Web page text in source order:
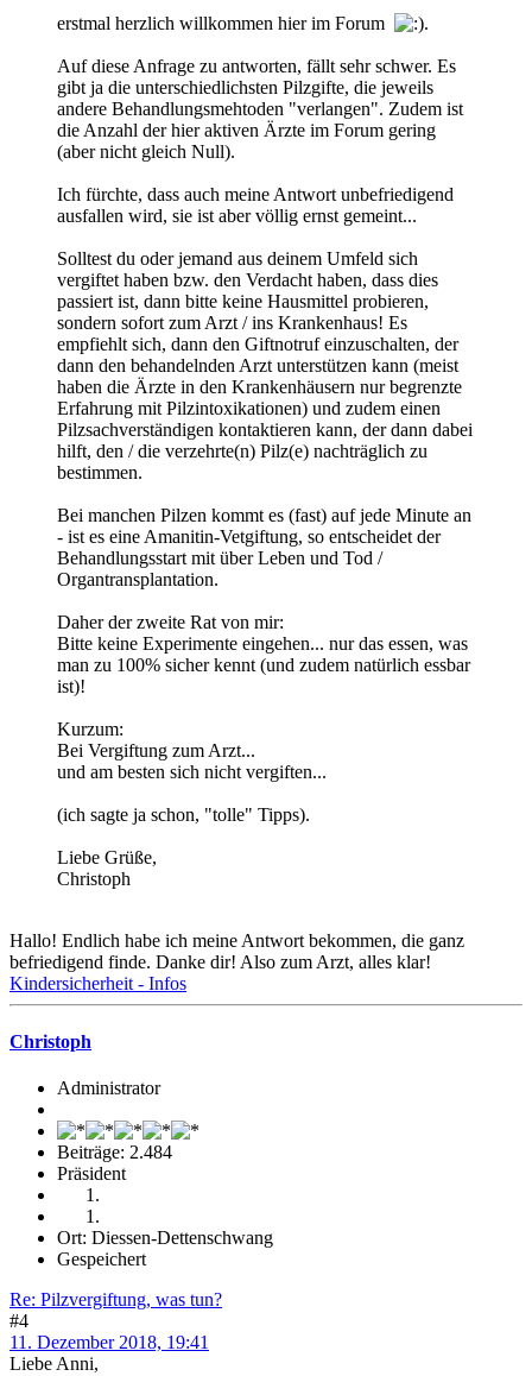
erstmal herzlich willkommen hier im Forum .
Auf diese Anfrage zu antworten, fällt sehr schwer. Es
gibt ja die unterschiedlichsten Pilzgifte, die jeweils
andere Behandlungsmehtoden "verlangen". Zudem ist
die Anzahl der hier aktiven Ärzte im Forum gering
(aber nicht gleich Null).
Ich fürchte, dass auch meine Antwort unbefriedigend
ausfallen wird, sie ist aber völlig ernst gemeint...
Solltest du oder jemand aus deinem Umfeld sich
vergiftet haben bzw. den Verdacht haben, dass dies
passiert ist, dann bitte keine Hausmittel probieren,
sondern sofort zum Arzt / ins Krankenhaus! Es
empfiehlt sich, dann den Giftnotruf einzuschalten, der
dann den behandelnden Arzt unterstützen kann (meist
haben die Ärzte in den Krankenhäusern nur begrenzte
Erfahrung mit Pilzintoxikationen) und zudem einen
Pilzsachverständigen kontaktieren kann, der dann dabei
hilft, den / die verzehrte(n) Pilz(e) nachträglich zu
bestimmen.
Bei manchen Pilzen kommt es (fast) auf jede Minute an
- ist es eine Amanitin-Vetgiftung, so entscheidet der
Behandlungsstart mit über Leben und Tod /
Organtransplantation.
Daher der zweite Rat von mir:
Bitte keine Experimente eingehen... nur das essen, was
man zu 100% sicher kennt (und zudem natürlich essbar
ist)!
Kurzum:
Bei Vergiftung zum Arzt...
und am besten sich nicht vergiften...
(ich sagte ja schon, "tolle" Tipps).
Liebe Grüße,
Christoph
Hallo! Endlich habe ich meine Antwort bekommen, die ganz
befriedigend finde. Danke dir! Also zum Arzt, alles klar!
Kindersicherheit - Infos
Christoph
Administrator
Beiträge: 2.484
Präsident
Ort: Diessen-Dettenschwang
Gespeichert
Re: Pilzvergiftung, was tun?
#4
11. Dezember 2018, 19:41
Liebe Anni,